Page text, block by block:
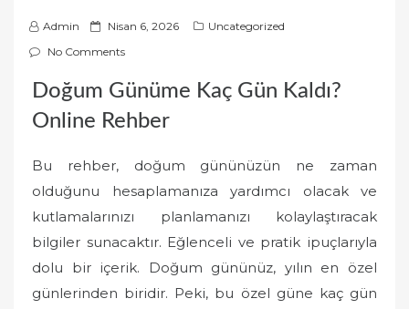
Admin
P
o
t
e
Nisan 6, 2026
Uncategorized
No Comments
Doğum Günüme Kaç Gün Kaldı?
Online Rehber
Bu rehber, doğum gününüzün ne zaman
olduğunu hesaplamanıza yardımcı olacak ve
kutlamalarınızı planlamanızı kolaylaştıracak
bilgiler sunacaktır. Eğlenceli ve pratik ipuçlarıyla
dolu bir içerik. Doğum gününüz, yılın en özel
günlerinden biridir. Peki, bu özel güne kaç gün